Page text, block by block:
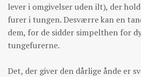
lever i omgivelser uden ilt), der
furer i tungen. Desværre kan en
dem, for de sidder simpelthen for
tungefurerne.
Det, der giver den dårlige ånde er